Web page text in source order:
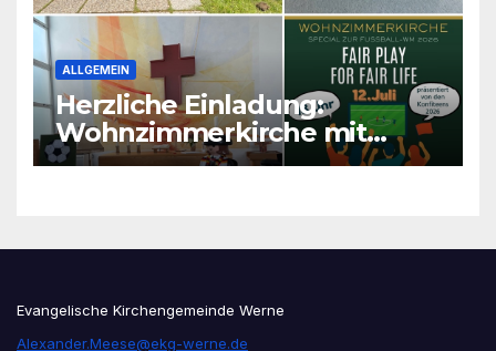
ALLGEMEIN
Herzliche Einladung:
Wohnzimmerkirche mit
unseren Konfis
Evangelische Kirchengemeinde Werne
Alexander.Meese@ekg-werne.de